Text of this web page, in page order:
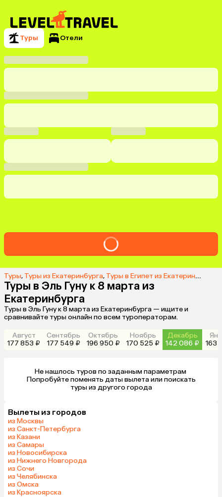
Туры Отели
Туры, Туры из Екатеринбурга, Туры в Египет из Екатеринбурга
Туры в Эль Гуну к 8 марта из
Екатеринбурга
Туры в Эль Гуну к 8 марта из Екатеринбурга — ищите и
сравнивайте туры онлайн по всем туроператорам.
Август
177 853 ₽
Сентябрь
177 549 ₽
Октябрь
196 950 ₽
Ноябрь
170 525 ₽
Декабрь
142 086 ₽
163
Не нашлось туров по заданным параметрам
туры из другого города
Вылеты из городов
из Москвы
из Санкт-Петербурга
из Казани
из Самары
из Новосибирска
из Нижнего Новгорода
из Сочи
из Челябинска
из Омска
из Красноярска